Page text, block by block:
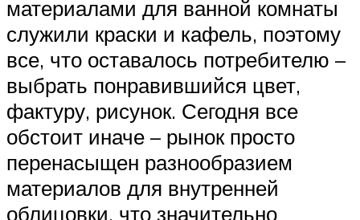
материалами для ванной комнаты
служили краски и кафель, поэтому
все, что оставалось потребителю –
выбрать понравившийся цвет,
фактуру, рисунок. Сегодня все
обстоит иначе – рынок просто
перенасыщен разнообразием
материалов для внутренней
облицовки, что значительно